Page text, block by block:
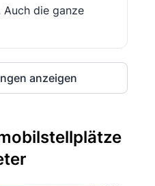
Auch die ganze
anzeigen